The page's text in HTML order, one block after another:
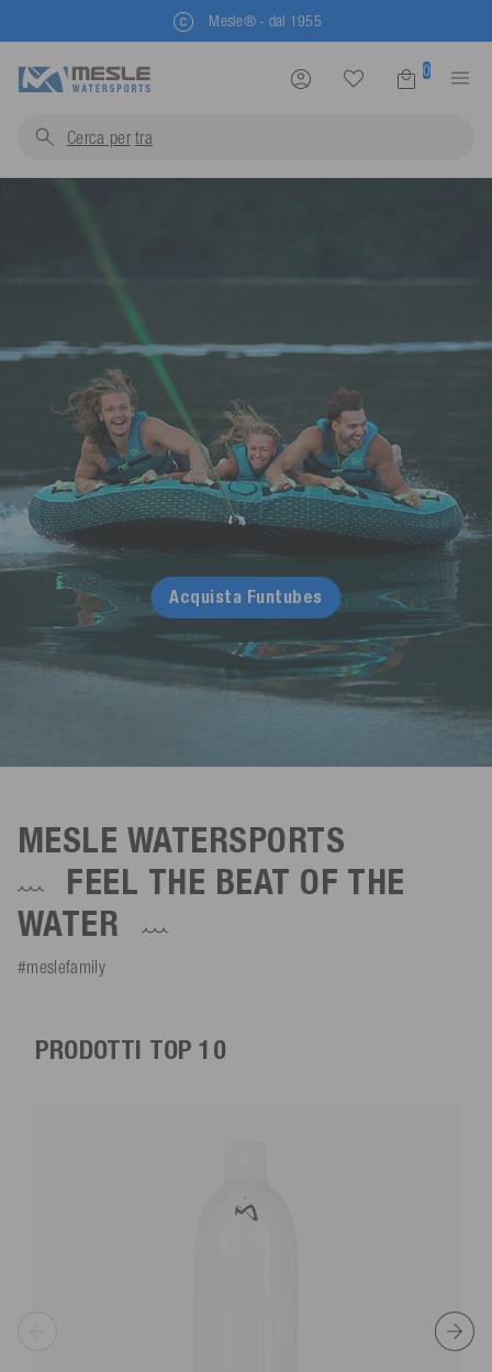
Mesle® - dal 1955
0
Cerca per trainabili...
Acquista Funtubes
MESLE WATERSPORTS
FEEL THE BEAT OF THE
WATER
#meslefamily
PRODOTTI TOP 10